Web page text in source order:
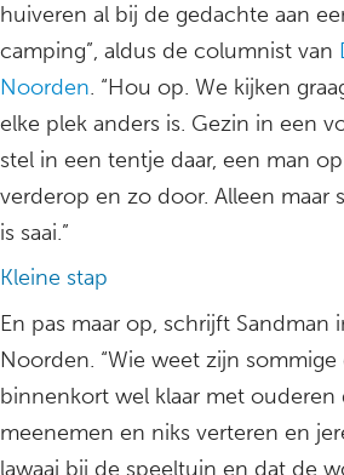
huiveren al bij de gedachte aan
camping”, aldus de columnist van
Noorden. “Hou op. We kijken
elke plek anders is. Gezin in een
stel in een tentje daar, een man
verderop en zo door. Alleen maar
is saai.”
Kleine stap
En pas maar op, schrijft Sandman
Noorden. “Wie weet zijn
binnenkort wel klaar met ouderen
meenemen en niks verteren en
lawaai bij de speeltuin en dat de